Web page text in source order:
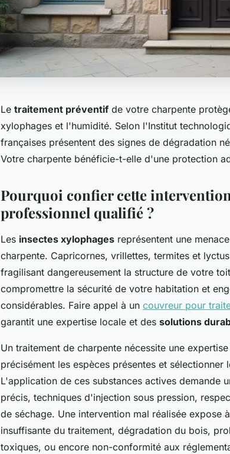
Le traitement préventif de votre charpente
xylophages et l'humidité. Selon l'Institut
françaises présentent des signes de dégradation
Votre charpente bénéficie-t-elle d'une protection
Pourquoi confier cette
professionnel qualifié ?
Les insectes xylophages représentent une
charpente. Capricornes, vrillettes, termites et
fragilisant dangereusement la structure de votre
compromettre la sécurité de votre habitation et
considérables. Faire appel à un couvreur pour
garantit une expertise locale et des solutions
Un traitement de charpente nécessite une
précisément les espèces présentes et sélectionner
L'application de ces substances actives demande
précis, techniques d'injection sous pression,
de séchage. Une intervention mal réalisée expose
insuffisante du traitement, dégradation du bois,
toxiques, ou encore non-conformité aux